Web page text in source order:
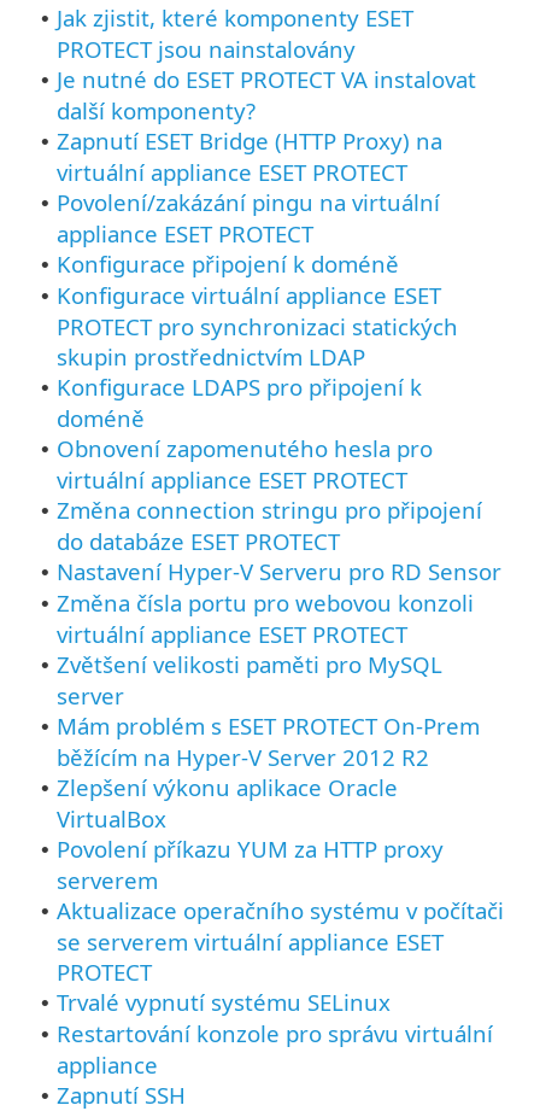
• Jak zjistit, které komponenty ESET
PROTECT jsou nainstalovány
• Je nutné do ESET PROTECT VA instalovat
další komponenty?
• Zapnutí ESET Bridge (HTTP Proxy) na
virtuální appliance ESET PROTECT
• Povolení/zakázání pingu na virtuální
appliance ESET PROTECT
• Konfigurace připojení k doméně
• Konfigurace virtuální appliance ESET
PROTECT pro synchronizaci statických
skupin prostřednictvím LDAP
• Konfigurace LDAPS pro připojení k
doméně
• Obnovení zapomenutého hesla pro
virtuální appliance ESET PROTECT
• Změna connection stringu pro připojení
do databáze ESET PROTECT
• Nastavení Hyper-V Serveru pro RD Sensor
• Změna čísla portu pro webovou konzoli
virtuální appliance ESET PROTECT
• Zvětšení velikosti paměti pro MySQL
server
• Mám problém s ESET PROTECT On-Prem
běžícím na Hyper-V Server 2012 R2
• Zlepšení výkonu aplikace Oracle
VirtualBox
• Povolení příkazu YUM za HTTP proxy
serverem
• Aktualizace operačního systému v počítači
se serverem virtuální appliance ESET
PROTECT
• Trvalé vypnutí systému SELinux
• Restartování konzole pro správu virtuální
appliance
• Zapnutí SSH